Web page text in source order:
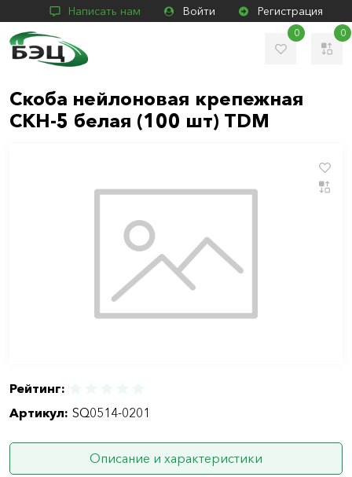
Написать нам Войти Регистрация
0 0
Скоба нейлоновая крепежная
СКН-5 белая (100 шт) TDM
Рейтинг:
Артикул: SQ0514-0201
Описание и характеристики